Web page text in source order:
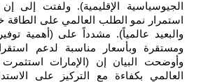
ولفتت إلى إن (التوقعات تشير إلى
العالمي على الطاقة خلال المديين المتوسط
على (أهمية توفير إمدادات طاقة مرنة
مناسبة لدعم استقرار الأسواق العالمية).
(الإمارات استثمرت بكثافة لتلبية الطلب
التركيز على الاستدامة وتقليل الانبعاثات